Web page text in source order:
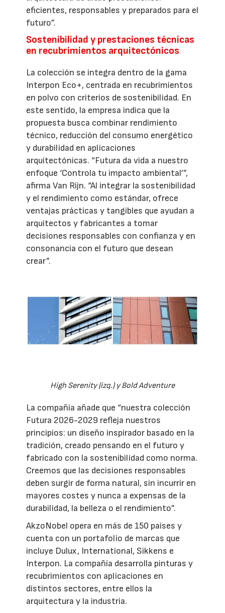
eficientes, responsables y preparados para el
futuro”.
Sostenibilidad y prestaciones técnicas
en recubrimientos arquitectónicos
La colección se integra dentro de la gama
Interpon Eco+, centrada en recubrimientos
en polvo con criterios de sostenibilidad. En
este sentido, la empresa indica que la
propuesta busca combinar rendimiento
técnico, reducción del consumo energético
y durabilidad en aplicaciones
arquitectónicas. “Futura da vida a nuestro
enfoque ‘Controla tu impacto ambiental’”,
afirma Van Rijn. “Al integrar la sostenibilidad
y el rendimiento como estándar, ofrece
ventajas prácticas y tangibles que ayudan a
arquitectos y fabricantes a tomar
decisiones responsables con confianza y en
consonancia con el futuro que desean
crear”.
High Serenity (izq.) y Bold Adventure
La compañía añade que “nuestra colección
Futura 2026-2029 refleja nuestros
principios: un diseño inspirador basado en la
tradición, creado pensando en el futuro y
fabricado con la sostenibilidad como norma.
Creemos que las decisiones responsables
deben surgir de forma natural, sin incurrir en
mayores costes y nunca a expensas de la
durabilidad, la belleza o el rendimiento”.
AkzoNobel opera en más de 150 países y
cuenta con un portafolio de marcas que
incluye Dulux, International, Sikkens e
Interpon. La compañía desarrolla pinturas y
recubrimientos con aplicaciones en
distintos sectores, entre ellos la
arquitectura y la industria.